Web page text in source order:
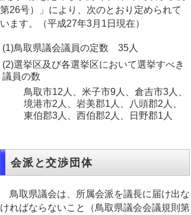
第26号）」により、次のとおり定められて
います。（平成27年3月1日現在）
(1)鳥取県議会議員の定数 35人
(2)選挙区及び各選挙区において選挙すべき
議員の数
鳥取市12人、米子市9人、倉吉市3人、
境港市2人、岩美郡1人、八頭郡2人、
東伯郡3人、西伯郡2人、日野郡1人
会派と交渉団体
鳥取県議会は、所属会派を議長に届け出な
ければならないこと（鳥取県議会会議規則第